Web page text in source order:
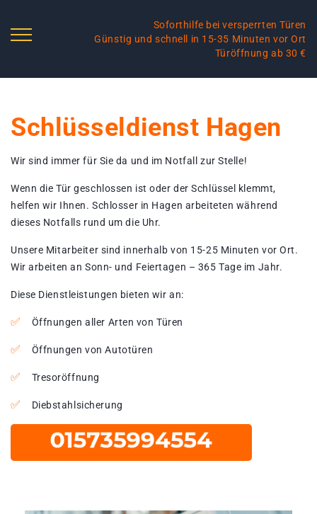
Soforthilfe bei versperrten Türen
Günstig und schnell in 15-35 Minuten vor Ort
Türöffnung ab 30 €
Schlüsseldienst Hagen
Wir sind immer für Sie da und im Notfall zur Stelle!
Wenn die Tür geschlossen ist oder der Schlüssel klemmt,
helfen wir Ihnen. Schlosser in Hagen arbeiteten während
dieses Notfalls rund um die Uhr.
Unsere Mitarbeiter sind innerhalb von 15-25 Minuten vor Ort.
Wir arbeiten an Sonn- und Feiertagen – 365 Tage im Jahr.
Diese Dienstleistungen bieten wir an:
Öffnungen aller Arten von Türen
Öffnungen von Autotüren
Tresoröffnung
Diebstahlsicherung